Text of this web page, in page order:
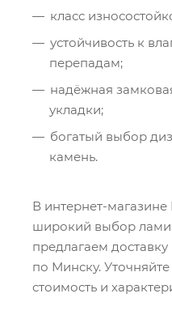
класс
устойчивость к
перепадам;
надёжная
укладки;
богатый выбор
камень.
В интернет-магазине
широкий выбор
предлагаем
по Минску.
стоимость и